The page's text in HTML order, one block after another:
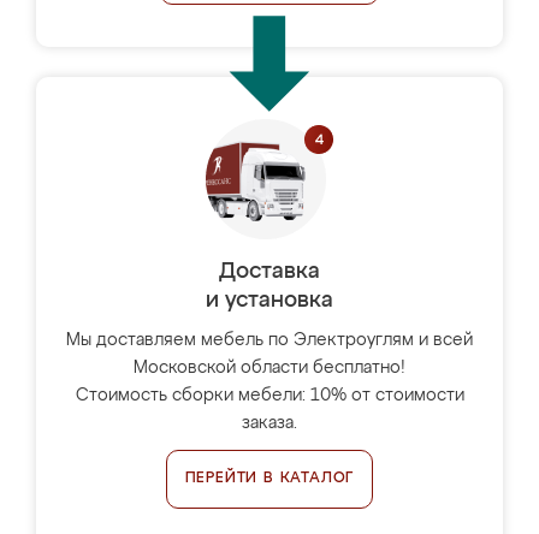
Доставка
и установка
Мы доставляем мебель по Электроуглям и всей
Московской области бесплатно!
Стоимость сборки мебели: 10% от стоимости
заказа.
ПЕРЕЙТИ В КАТАЛОГ